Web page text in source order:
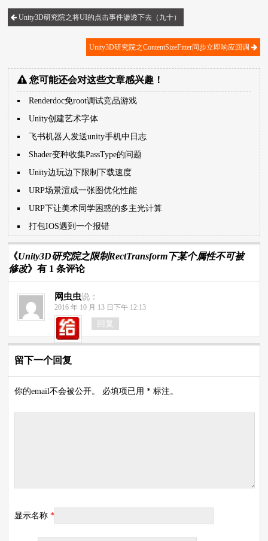
Unity3D研究院之将UI的点击事件渗透下去（九十）
Unity3D研究院之ContentSizeFitter同步立即响应回调
您可能还会对这些文章感兴趣！
Renderdoc免root调试竞品游戏
Unity创建艺术字体
飞书机器人发送unity手机中日志
Shader变种收集PassType的问题
Unity边玩边下限制下载速度
URP场景渲成一张图优化性能
URP下让美术同学困惑的多主光计算
打包IOS遇到一个报错
《Unity3D研究院之限制RectTransform下某个属性不可被
修改》有 1 条评论
网虫虫说：
2016 年 10 月 13 日下午 12:13
回复
留下一个回复
你的email不会被公开。 必填项已用 * 标注。
显示名称*